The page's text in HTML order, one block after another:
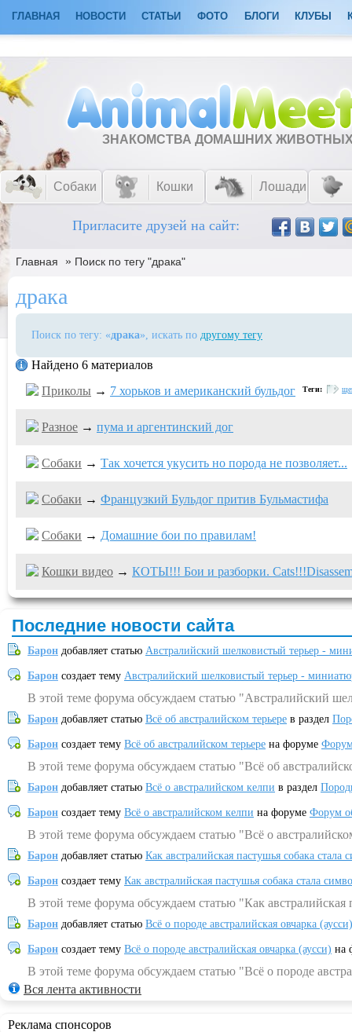
ГЛАВНАЯ НОВОСТИ СТАТЬИ ФОТО БЛОГИ КЛУБЫ
ЗНАКОМСТВА ДОМАШНИХ
Собаки Кошки Лошади
Пригласите друзей на сайт:
Главная » Поиск по тегу "драка"
драка
Поиск по тегу: «драка», искать по другому тегу
Найдено 6 материалов
Приколы → 7 хорьков и американский бульдог Теги:
Разное → пума и аргентинский дог
Собаки → Так хочется укусить но порода не позволяет...
Собаки → Французкий Бульдог притив Бульмастифа
Собаки → Домашние бои по правилам!
Кошки видео → КОТЫ!!! Бои и разборки.
Последние новости сайта
Барон добавляет статью Австралийский шелковистый терьер -
Барон создает тему Австралийский шелковистый терьер -
В этой теме форума обсуждаем статью "Австралийский
Барон добавляет статью Всё об австралийском терьере в раздел
Барон создает тему Всё об австралийском терьере на форуме
В этой теме форума обсуждаем статью "Всё об
Барон добавляет статью Всё о австралийском келпи в раздел
Барон создает тему Всё о австралийском келпи на форуме Форум
В этой теме форума обсуждаем статью "Всё о
Барон добавляет статью Как австралийская пастушья собака
Барон создает тему Как австралийская пастушья собака стала
В этой теме форума обсуждаем статью "Как
Барон добавляет статью Всё о породе австралийская овчарка (аусси)
Барон создает тему Всё о породе австралийская овчарка (аусси) на
В этой теме форума обсуждаем статью "Всё о породе
Вся лента активности
Реклама спонсоров